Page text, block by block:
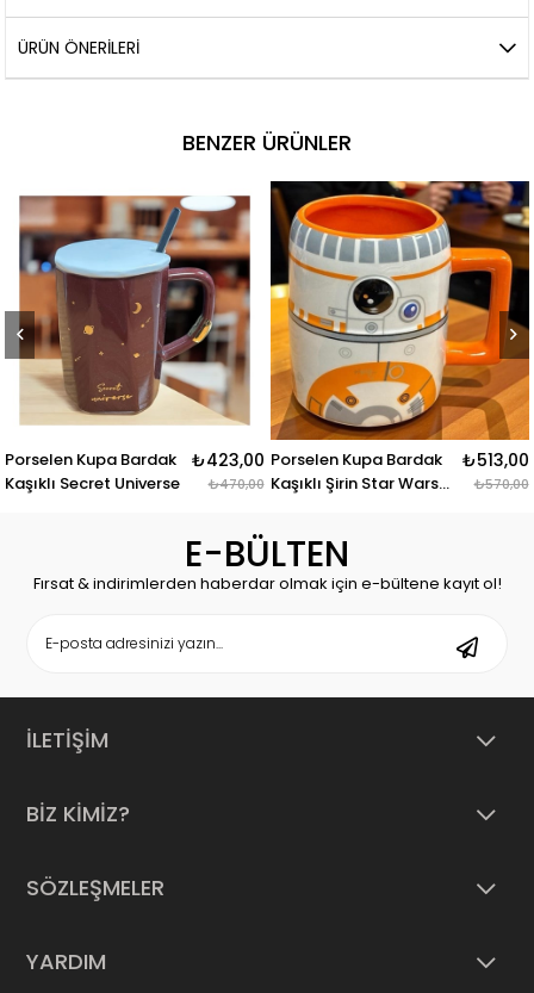
ÜRÜN ÖNERILERI
BENZER ÜRÜNLER
Kupa Bardak
Secret Universe
₺423,00
₺470,00
Porselen Kupa Bardak
Kaşıklı Şirin Star Wars
₺513,00
₺570,00
E-BÜLTEN
Fırsat & indirimlerden haberdar olmak için e-bültene kayıt ol!
İLETİŞİM
BİZ KİMİZ?
SÖZLEŞMELER
YARDIM